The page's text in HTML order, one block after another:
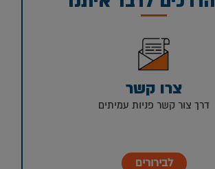
צרו קשר
דרך צור קשר פניות עמיתים
לבירורים